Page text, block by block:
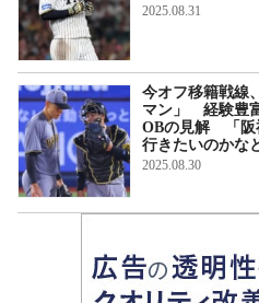
2025.08.31
今オフ移籍戦線
マン」 経験豊
OBの見解 「阪
行きたいのかな
2025.08.30